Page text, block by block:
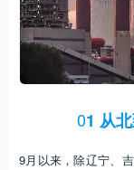
01 从
9月以来，除辽宁、